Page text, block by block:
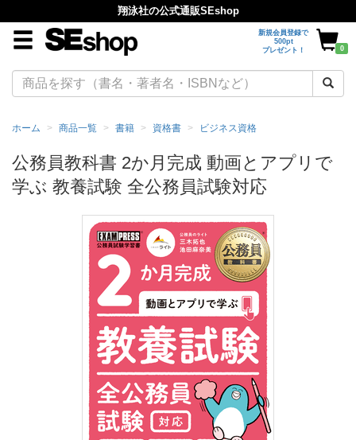
翔泳社の公式通販SEshop
新規会員登録で
500pt
プレゼント！
0
ホーム 商品一覧 書籍 資格書 ビジネス資格
公務員教科書 2か月完成 動画とアプリで
学ぶ 教養試験 全公務員試験対応